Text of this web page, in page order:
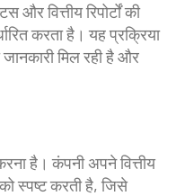
वित्तीय रिपोर्टों की
करता है। यह प्रक्रिया
मिल रही है और
है। कंपनी अपने वित्तीय
स्पष्ट करती है, जिसे